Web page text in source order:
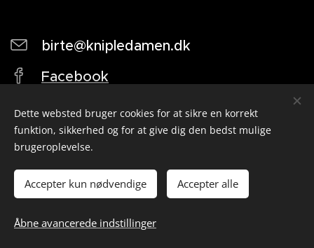
birte@knipledamen.dk
Facebook
Twitter
knipledamen.dk 2004
Dette websted bruger cookies for at sikre en korrekt
funktion, sikkerhed og for at give dig den bedst mulige
brugeroplevelse.
Accepter kun nødvendige Accepter alle
Åbne avancerede indstillinger